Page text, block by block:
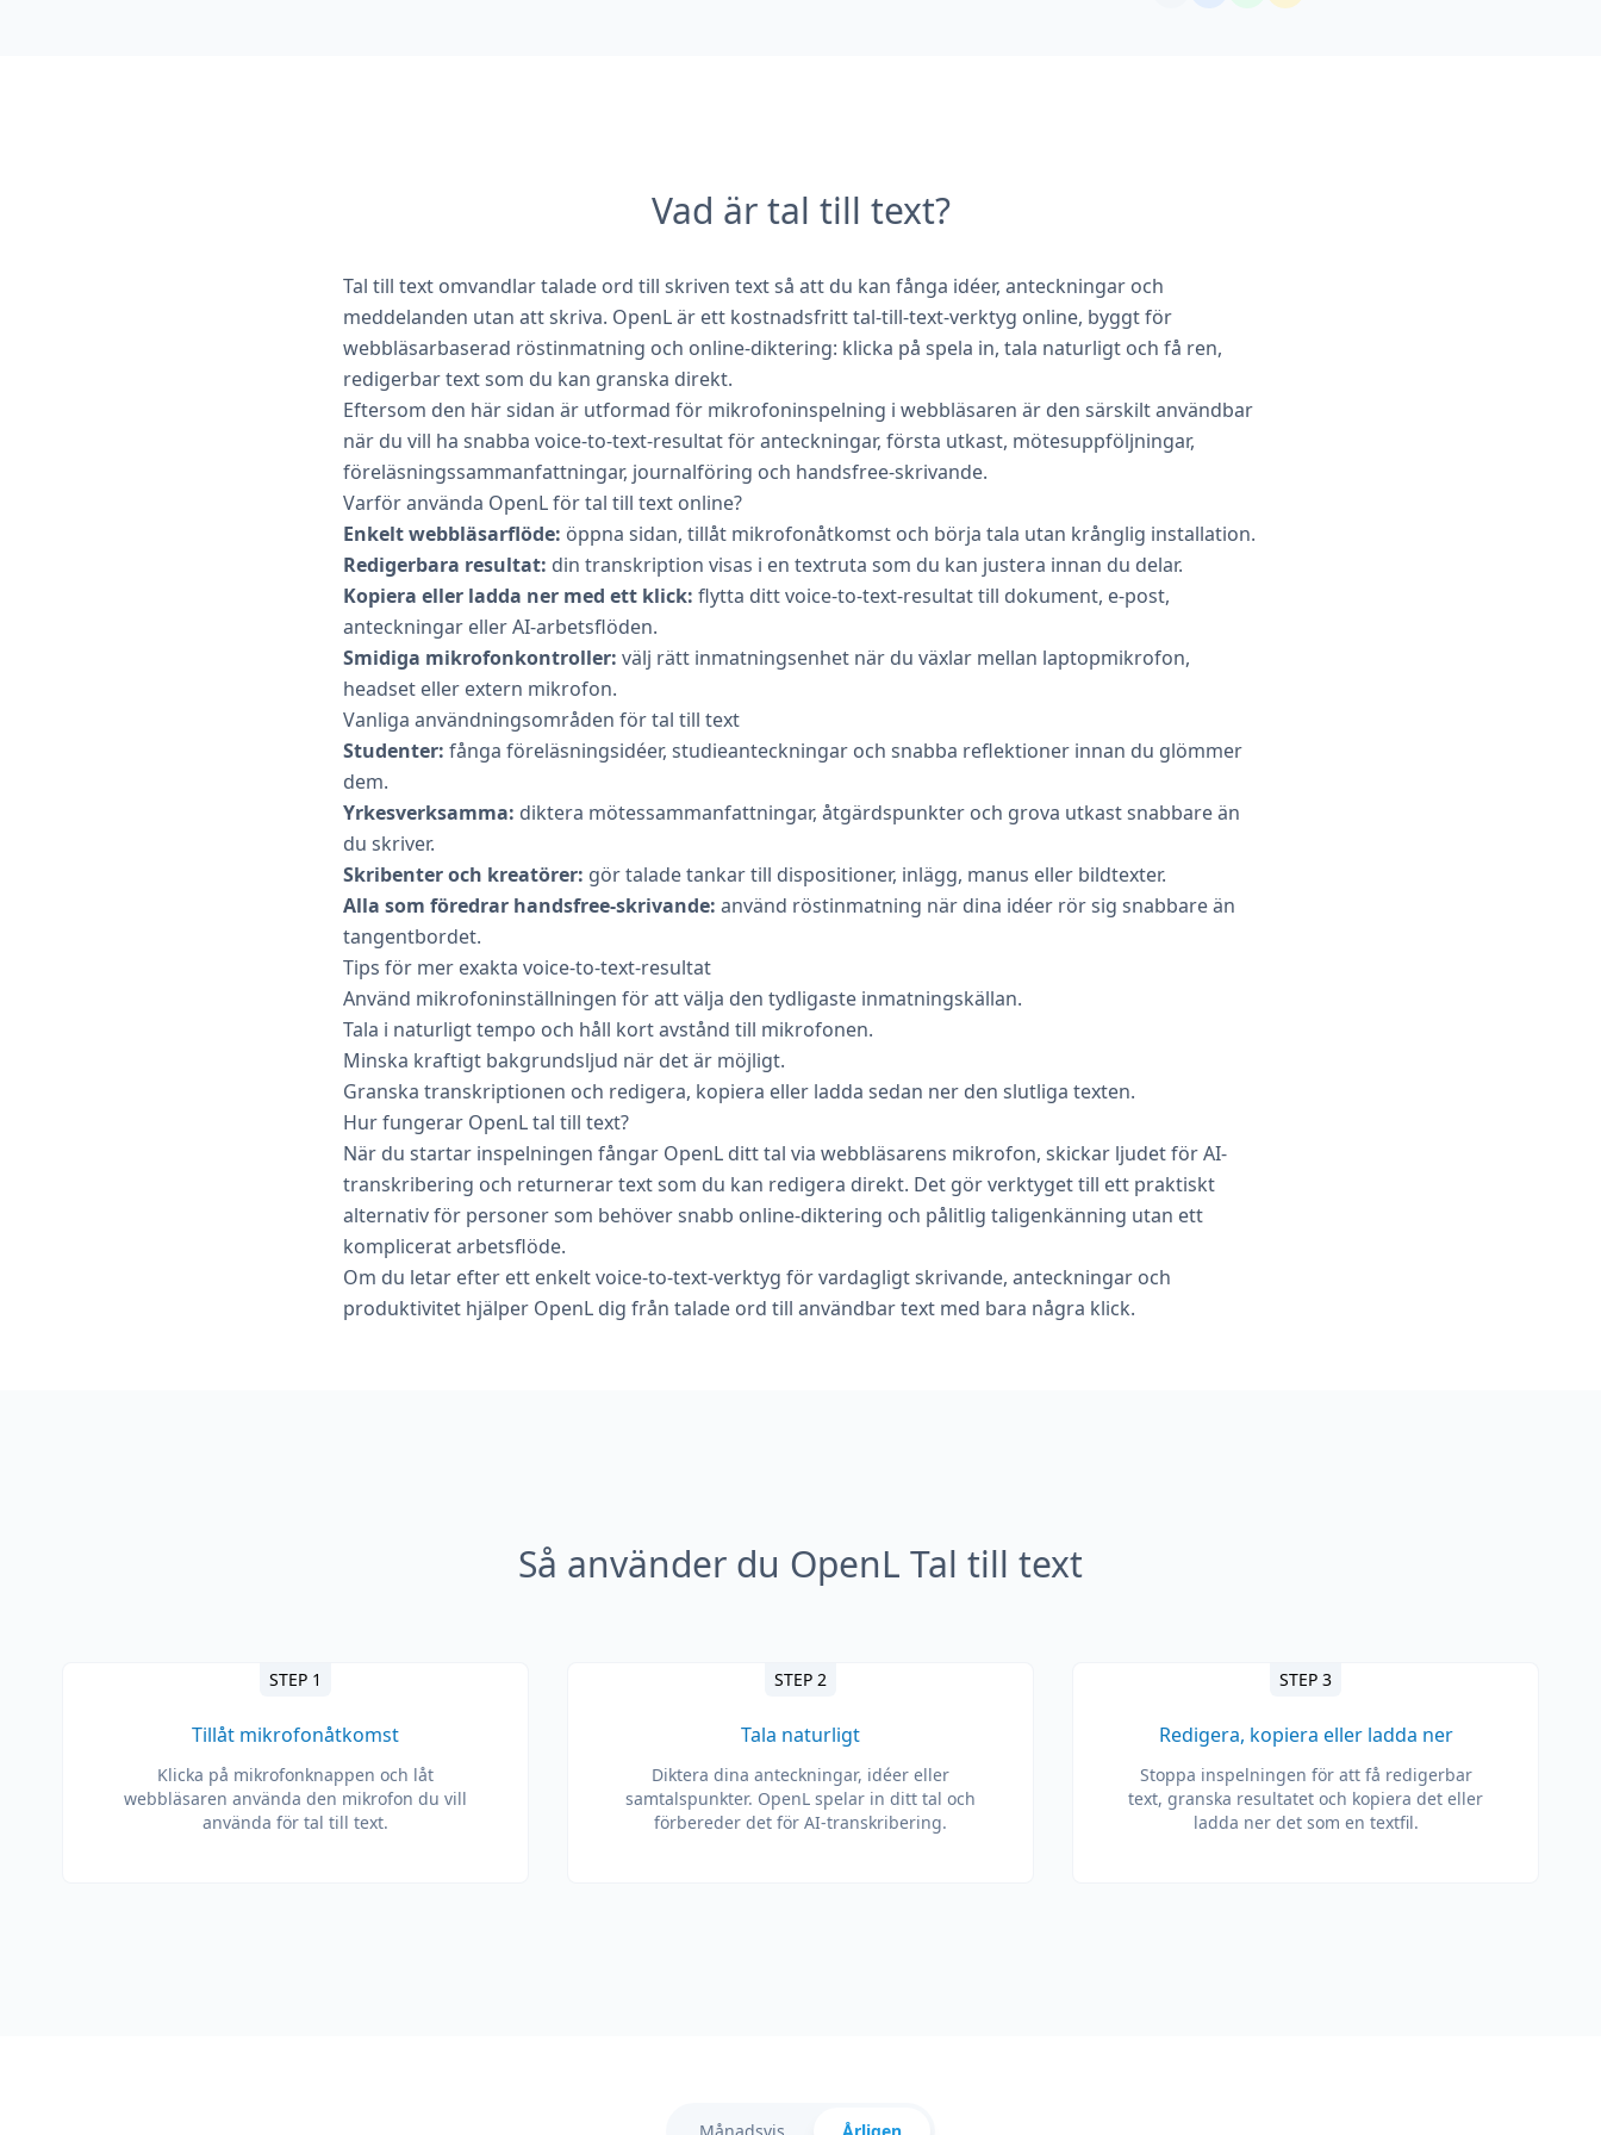
Vad är tal till text?
Tal till text omvandlar talade ord till skriven text så att du kan fånga idéer, anteckningar och
meddelanden utan att skriva. OpenL är ett kostnadsfritt tal-till-text-verktyg online, byggt för
webbläsarbaserad röstinmatning och online-diktering: klicka på spela in, tala naturligt och få ren,
redigerbar text som du kan granska direkt.
Eftersom den här sidan är utformad för mikrofoninspelning i webbläsaren är den särskilt användbar
när du vill ha snabba voice-to-text-resultat för anteckningar, första utkast, mötesuppföljningar,
föreläsningssammanfattningar, journalföring och handsfree-skrivande.
Varför använda OpenL för tal till text online?
Enkelt webbläsarflöde: öppna sidan, tillåt mikrofonåtkomst och börja tala utan krånglig installation.
Redigerbara resultat: din transkription visas i en textruta som du kan justera innan du delar.
Kopiera eller ladda ner med ett klick: flytta ditt voice-to-text-resultat till dokument, e-post,
anteckningar eller AI-arbetsflöden.
Smidiga mikrofonkontroller: välj rätt inmatningsenhet när du växlar mellan laptopmikrofon,
headset eller extern mikrofon.
Vanliga användningsområden för tal till text
Studenter: fånga föreläsningsidéer, studieanteckningar och snabba reflektioner innan du glömmer
dem.
Yrkesverksamma: diktera mötessammanfattningar, åtgärdspunkter och grova utkast snabbare än
du skriver.
Skribenter och kreatörer: gör talade tankar till dispositioner, inlägg, manus eller bildtexter.
Alla som föredrar handsfree-skrivande: använd röstinmatning när dina idéer rör sig snabbare än
tangentbordet.
Tips för mer exakta voice-to-text-resultat
Använd mikrofoninställningen för att välja den tydligaste inmatningskällan.
Tala i naturligt tempo och håll kort avstånd till mikrofonen.
Minska kraftigt bakgrundsljud när det är möjligt.
Granska transkriptionen och redigera, kopiera eller ladda sedan ner den slutliga texten.
Hur fungerar OpenL tal till text?
När du startar inspelningen fångar OpenL ditt tal via webbläsarens mikrofon, skickar ljudet för AI-
transkribering och returnerar text som du kan redigera direkt. Det gör verktyget till ett praktiskt
alternativ för personer som behöver snabb online-diktering och pålitlig taligenkänning utan ett
komplicerat arbetsflöde.
Om du letar efter ett enkelt voice-to-text-verktyg för vardagligt skrivande, anteckningar och
produktivitet hjälper OpenL dig från talade ord till användbar text med bara några klick.
Så använder du OpenL Tal till text
STEP 1
Tillåt mikrofonåtkomst
Klicka på mikrofonknappen och låt
webbläsaren använda den mikrofon du vill
använda för tal till text.
STEP 2
Tala naturligt
Diktera dina anteckningar, idéer eller
samtalspunkter. OpenL spelar in ditt tal och
förbereder det för AI-transkribering.
STEP 3
Redigera, kopiera eller ladda ner
Stoppa inspelningen för att få redigerbar
text, granska resultatet och kopiera det eller
ladda ner det som en textfil.
Månadsvis Årligen